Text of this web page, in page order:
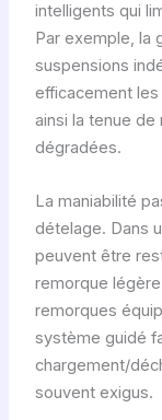
intelligents qui
Par exemple, la
suspensions
efficacement
ainsi la tenue
dégradées.
La maniabilité
dételage. Dans
peuvent être
remorque
remorques
système guidé
chargement/
souvent exigus.